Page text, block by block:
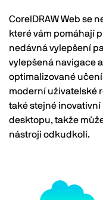
CorelDRAW Web se
které vám pomáhají
nedávná vylepšení
vylepšená navigace
optimalizované
moderní uživatelské
také stejné inovativní
desktopu, takže
nástroji odkudkoli.